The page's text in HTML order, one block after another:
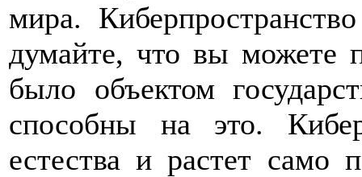
мира.
думайте, что вы можете
было объектом
способны на это.
естества и растет само